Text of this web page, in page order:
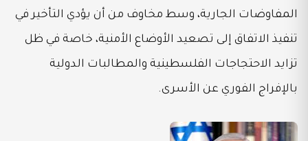
المفاوضات الجارية، وسط مخاوف من أن يؤدي التأخير في
تنفيذ الاتفاق إلى تصعيد الأوضاع الأمنية، خاصة في ظل
تزايد الاحتجاجات الفلسطينية والمطالبات الدولية
بالإفراج الفوري عن الأسرى.